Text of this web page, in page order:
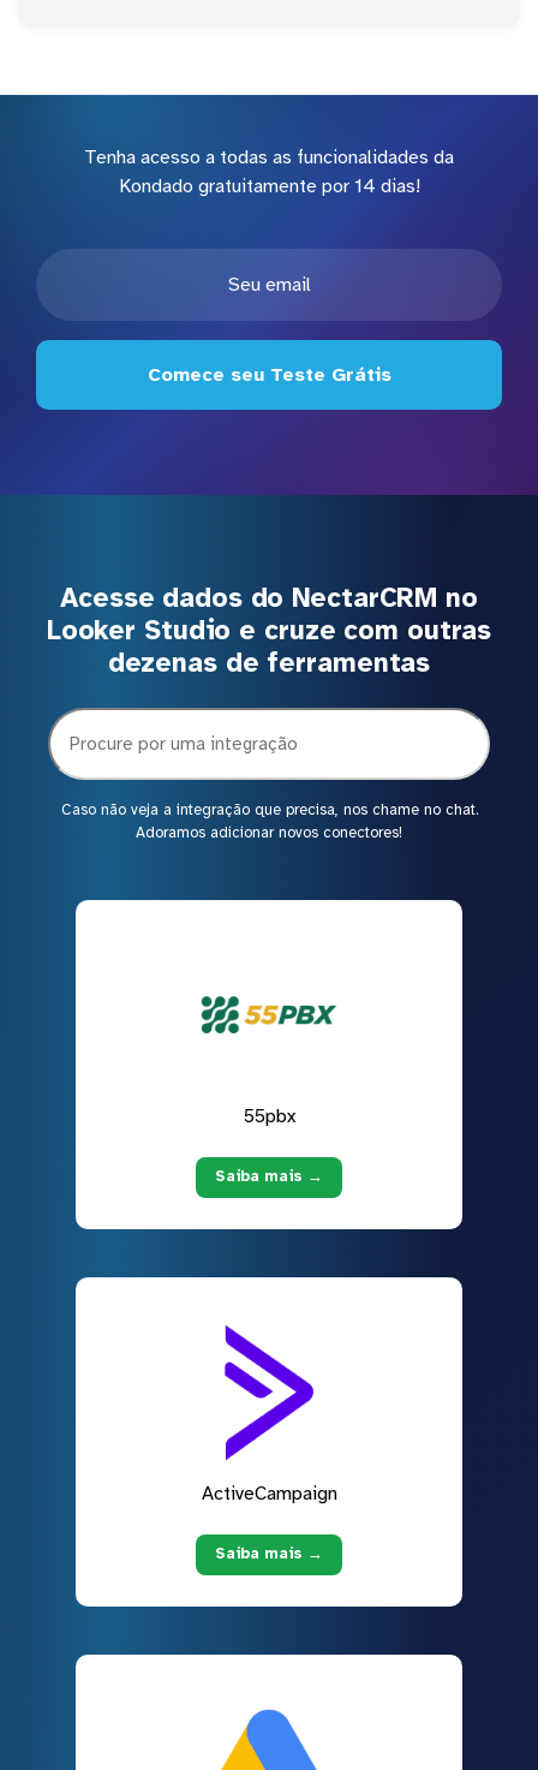
Tenha acesso a todas as funcionalidades da
Kondado gratuitamente por 14 dias!
Comece seu Teste Grátis
Acesse dados do NectarCRM no
Looker Studio e cruze com outras
dezenas de ferramentas
Caso não veja a integração que precisa, nos chame no chat.
Adoramos adicionar novos conectores!
55pbx
Saiba mais →
ActiveCampaign
Saiba mais →